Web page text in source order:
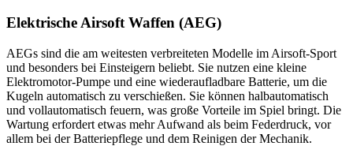
Elektrische Airsoft Waffen (AEG)
AEGs sind die am weitesten verbreiteten Modelle im Airsoft-Sport
und besonders bei Einsteigern beliebt. Sie nutzen eine kleine
Elektromotor-Pumpe und eine wiederaufladbare Batterie, um die
Kugeln automatisch zu verschießen. Sie können halbautomatisch
und vollautomatisch feuern, was große Vorteile im Spiel bringt. Die
Wartung erfordert etwas mehr Aufwand als beim Federdruck, vor
allem bei der Batteriepflege und dem Reinigen der Mechanik.